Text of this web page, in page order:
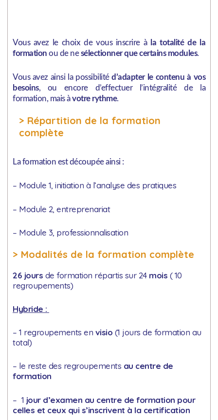
Vous avez le choix de vous inscrire à la totalité de la
formation ou de nesélectionner que certains modules.
Vous avez ainsi la possibilitéd’adapter le contenu à vos
besoins, ou encore d’effectuer l’intégralité de la
formation, mais àvotre rythme.
> Répartition de la formation
complète
La formation est découpée ainsi :
– Module 1, initiation à l’analyse des pratiques
– Module 2, entreprenariat
– Module 3, professionnalisation
> Modalités de la formation complète
26 jours de formation répartis sur 24mois ( 10
regroupements)
Hybride :
– 1 regroupements en visio (1 jours de formation au
total)
– le reste des regroupements au centre de
formation
– 1 jour d’examen au centre de formation pour
celles et ceux qui s’inscrivent à la certification